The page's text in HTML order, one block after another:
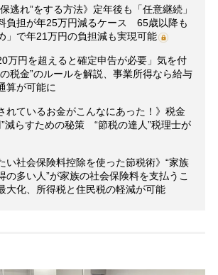
保逃れ”をする方法》定年後も「任意継続」
負担が年25万円減るケース 65歳以降も
」で年21万円の負担減も実現可能
万円を超えると確定申告が必要」気を付
税金”のルールを解説、事業所得なら給与
算が可能に
れているお金がこんなにあった！》税金
”減らすための秘策 “節税の達人”税理士が
い社会保険料控除を使った節税術》“家族
の多い人”が家族の社会保険料を支払うこ
大化、所得税と住民税の軽減が可能